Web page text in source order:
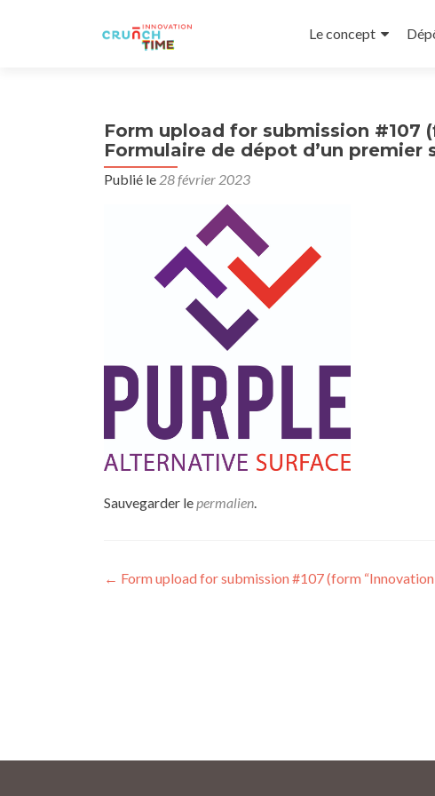
au
Le concept
Form upload for submission #107
Formulaire de dépot d’un premier
Publié le 28 février 2023
Sauvegarder lepermalien.
Navigation
← Form upload for submission #107 (form